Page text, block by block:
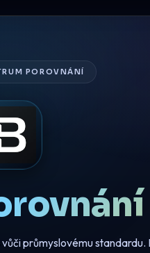
POROVNÁNÍ
průmyslovému